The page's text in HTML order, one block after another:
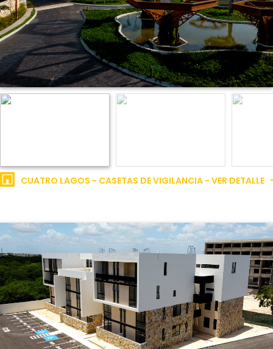
CUATRO LAGOS - CASETAS DE VIGILANCIA - VER DETALLE